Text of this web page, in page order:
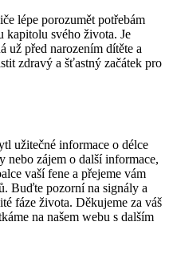
lépe porozumět potřebám
kapitolu svého života. Je
už před narozením dítěte a
zdravý a šťastný začátek pro
užitečné informace o délce
nebo zájem o další informace,
vaší fene a přejeme vám
Buďte pozorní na signály a
fáze života. Děkujeme za váš
na našem webu s dalším